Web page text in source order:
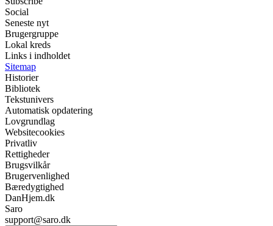
Social
Seneste nyt
Brugergruppe
Lokal kreds
Links i indholdet
Sitemap
Historier
Bibliotek
Tekstunivers
Automatisk opdatering
Lovgrundlag
Websitecookies
Privatliv
Rettigheder
Brugsvilkår
Brugervenlighed
Bæredygtighed
DanHjem.dk
Saro
support@saro.dk